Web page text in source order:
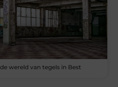
wereld van tegels in Best